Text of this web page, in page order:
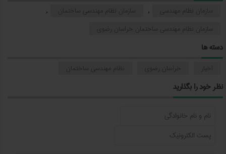
,
,
دسته ها
نظر خود را بگذارید